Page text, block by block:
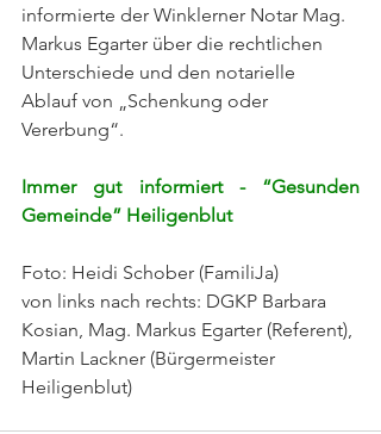
informierte der Winklerner Notar Mag.
Markus Egarter über die rechtlichen
Unterschiede und den notarielle
Ablauf von „Schenkung oder
Vererbung“.
Immer gut informiert - “Gesunden
Gemeinde” Heiligenblut
Foto: Heidi Schober (FamiliJa)
von links nach rechts: DGKP Barbara
Kosian, Mag. Markus Egarter (Referent),
Martin Lackner (Bürgermeister
Heiligenblut)